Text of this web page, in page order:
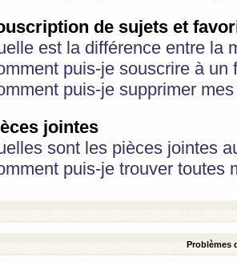
de sujets et
est la différence entre la
puis-je souscrire à
puis-je supprimer
jointes
sont les pièces jointes
puis-je trouver toutes
Problèmes